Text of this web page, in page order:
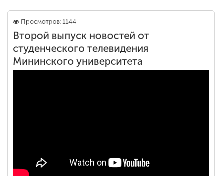
Просмотров: 1144
Второй выпуск новостей от
студенческого телевидения
Мининского университета